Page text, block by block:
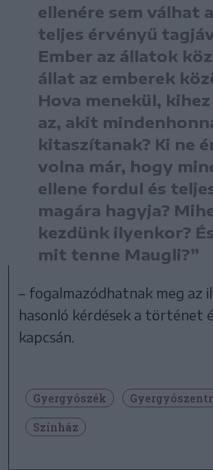
ellenére sem válhat
teljes érvényű
Ember az állatok
állat az emberek
Hova menekül,
az, akit
kitaszítanak? Ki ne
volna már, hogy
ellene fordul és
magára hagyja?
kezdünk ilyenkor?
mit tenne Maugli?”
– fogalmazódhatnak meg az
hasonló kérdések a történet
kapcsán.
Gyergyószék
Színház